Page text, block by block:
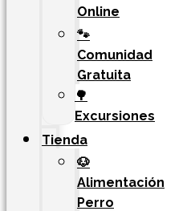
Online
🐾
Comunidad
Gratuita
🌳
Excursiones
Tienda
🐶
Alimentación
Perro